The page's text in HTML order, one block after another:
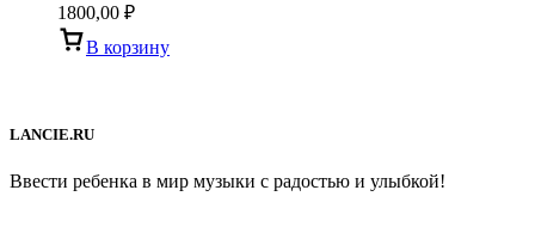
1800,00 ₽
В корзину
LANCIE.RU
Ввести ребенка в мир музыки с радостью и улыбкой!